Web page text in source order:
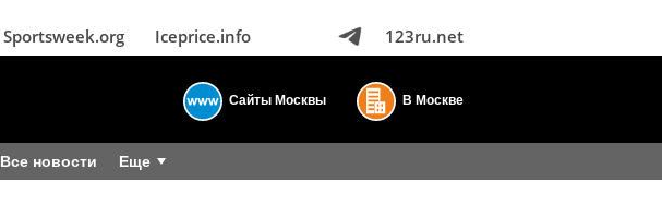
Sportsweek.org Iceprice.info 123ru.net
Сайты Москвы В Москве
Все новости Еще